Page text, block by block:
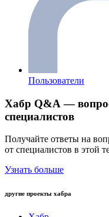
Пользователи
Хабр Q&A —
специалистов
Получайте ответы на
от специалистов в этой
Узнать больше
другие проекты хабра